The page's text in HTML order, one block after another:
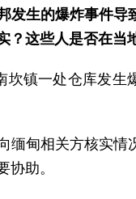
发生的爆炸事件
？这些人是否在当
坎镇一处仓库发
缅甸相关方核实
协助。